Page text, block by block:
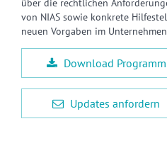
über die rechtlichen
von NIAS sowie konkrete
neuen Vorgaben im
Download Programm
Updates anfordern